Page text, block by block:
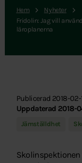
Hem
Nyheter
Fridolin: Jag vill
läroplanerna
Publicerad 2018-
Uppdaterad 2018-
Jämställdhet